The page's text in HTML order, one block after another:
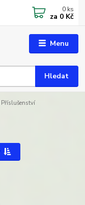
Menu
Hledat
0 ks
za 0 Kč
Příslušenství